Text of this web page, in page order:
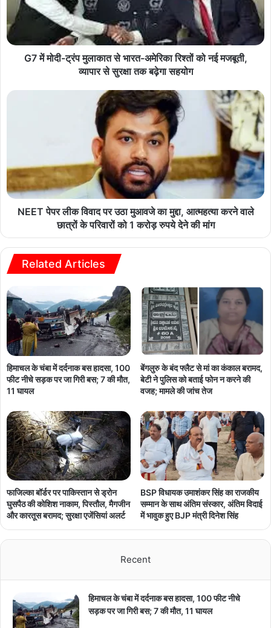
G7 में मोदी-ट्रंप मुलाकात से भारत-अमेरिका रिश्तों को नई मजबूती,
व्यापार से सुरक्षा तक बढ़ेगा सहयोग
NEET पेपर लीक विवाद पर उठा मुआवजे का मुद्दा, आत्महत्या करने वाले
छात्रों के परिवारों को 1 करोड़ रुपये देने की मांग
Related Articles
हिमाचल के चंबा में दर्दनाक बस हादसा, 100
फीट नीचे सड़क पर जा गिरी बस; 7 की मौत,
11 घायल
बेंगलुरु के बंद फ्लैट से मां का कंकाल बरामद,
बेटी ने पुलिस को बताई फोन न करने की
वजह; मामले की जांच तेज
फाजिल्का बॉर्डर पर पाकिस्तान से ड्रोन
घुसपैठ की कोशिश नाकाम, पिस्तौल, मैगजीन
और कारतूस बरामद; सुरक्षा एजेंसियां अलर्ट
BSP विधायक उमाशंकर सिंह का राजकीय
सम्मान के साथ अंतिम संस्कार, अंतिम विदाई
में भावुक हुए BJP मंत्री दिनेश सिंह
Recent
हिमाचल के चंबा में दर्दनाक बस हादसा, 100 फीट नीचे
सड़क पर जा गिरी बस; 7 की मौत, 11 घायल